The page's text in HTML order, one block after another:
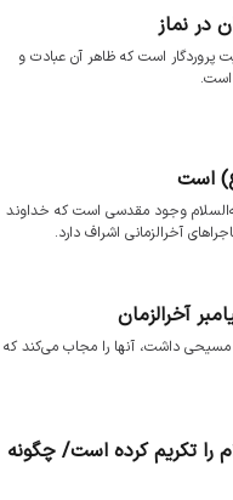
در نماز
پروردگار است که ظاهر آن عبادت و
است.
است
وجود مقدسی است که خداوند
آخرالزمانی اشراف دارد.
آخرالزمان
و مسیحی داشت، آنها را مجاب می‌کند که
تکریم کرده است/ چگونه